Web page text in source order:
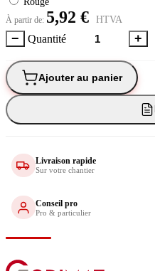
À partir de: 5,92 € HTVA
− Quantité +
Ajouter au panier
Livraison rapide
Sur votre chantier
Conseil pro
Pro & particulier